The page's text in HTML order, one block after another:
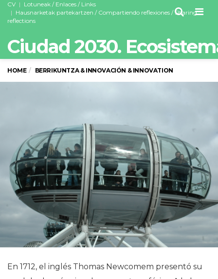
CV
Lotuneak / Enlaces / Links
Hausnarketak partekartzen / Compartiendo reflexiones / Sharing
reflections
Ciudad 2030.
HOME BERRIKUNTZA & INNOVACIÓN & INNOVATION
En 1712, el inglés Thomas Newcomem presentó su